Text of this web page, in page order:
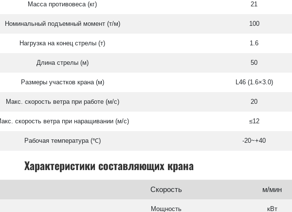
Масса противовеса (кг) 21
Номинальный подъемный момент (т/м) 100
Нагрузка на конец стрелы (т) 1.6
Длина стрелы (м) 50
Размеры участков крана (м) L46 (1.6×3.0)
Макс. скорость ветра при работе (м/с) 20
скорость ветра при наращивании (м/с) ≤12
Рабочая температура (℃) -20~+40
Характеристики составляющих крана
Скорость м/мин
Мощность кВт